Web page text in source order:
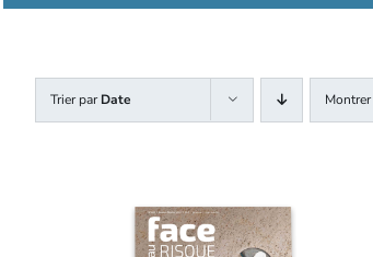
Trier parDate Montrer